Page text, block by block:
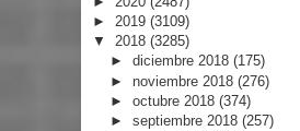
► 2019 (3109)
▼ 2018 (3285)
► diciembre 2018 (175)
► noviembre 2018 (276)
► octubre 2018 (374)
► septiembre 2018 (257)